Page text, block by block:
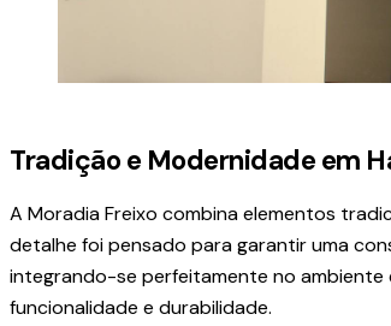
Tradição e Modernidade em
A Moradia Freixo combina elementos
detalhe foi pensado para garantir uma
integrando-se perfeitamente no ambiente
funcionalidade e durabilidade.